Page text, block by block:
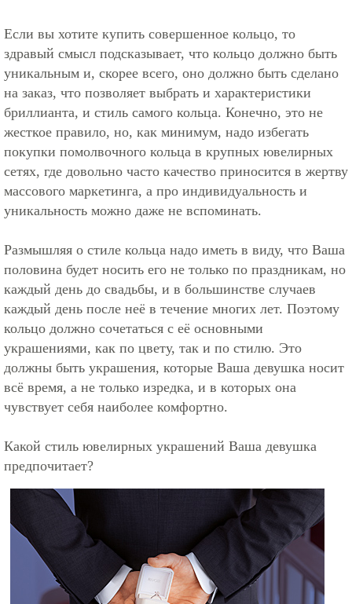
Если вы хотите купить совершенное кольцо, то
здравый смысл подсказывает, что кольцо должно быть
уникальным и, скорее всего, оно должно быть сделано
на заказ, что позволяет выбрать и характеристики
бриллианта, и стиль самого кольца. Конечно, это не
жесткое правило, но, как минимум, надо избегать
покупки помолвочного кольца в крупных ювелирных
сетях, где довольно часто качество приносится в жертву
массового маркетинга, а про индивидуальность и
уникальность можно даже не вспоминать.
Размышляя о стиле кольца надо иметь в виду, что Ваша
половина будет носить его не только по праздникам, но
каждый день до свадьбы, и в большинстве случаев
каждый день после неё в течение многих лет. Поэтому
кольцо должно сочетаться с её основными
украшениями, как по цвету, так и по стилю. Это
должны быть украшения, которые Ваша девушка носит
всё время, а не только изредка, и в которых она
чувствует себя наиболее комфортно.
Какой стиль ювелирных украшений Ваша девушка
предпочитает?